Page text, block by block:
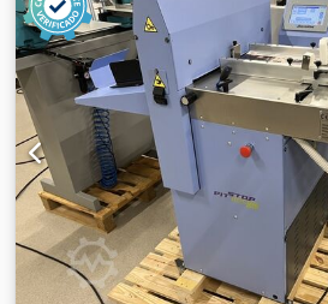
Tamaño de mesa: 60 x 35 cm
(según material) Dimensiones (Al x
600 x 1000 Peso: 117 kg Conexión:
instrucciones incluido. Envío
comprador. Recogida posible.
a máquinas de segunda mano, que
de uso Crjdpfx Afewu Dvfj Eof
amarilleamiento).